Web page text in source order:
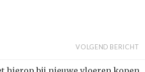
VOLGEND BERICHT